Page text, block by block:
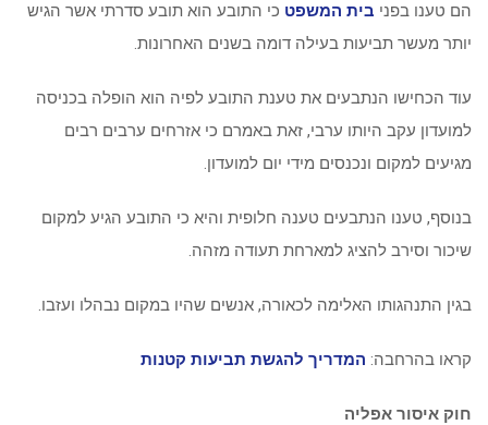
הם טענו בפני בית המשפט כי התובע הוא תובע סדרתי אשר הגיש
יותר מעשר תביעות בעילה דומה בשנים האחרונות.
עוד הכחישו הנתבעים את טענת התובע לפיה הוא הופלה בכניסה
למועדון עקב היותו ערבי, זאת באמרם כי אזרחים ערבים רבים
מגיעים למקום ונכנסים מידי יום למועדון.
בנוסף, טענו הנתבעים טענה חלופית והיא כי התובע הגיע למקום
שיכור וסירב להציג למארחת תעודה מזהה.
בגין התנהגותו האלימה לכאורה, אנשים שהיו במקום נבהלו ועזבו.
קראו בהרחבה: המדריך להגשת תביעות קטנות
חוק איסור אפליה